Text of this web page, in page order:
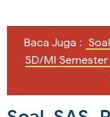
Baca Juga :
SD/MI